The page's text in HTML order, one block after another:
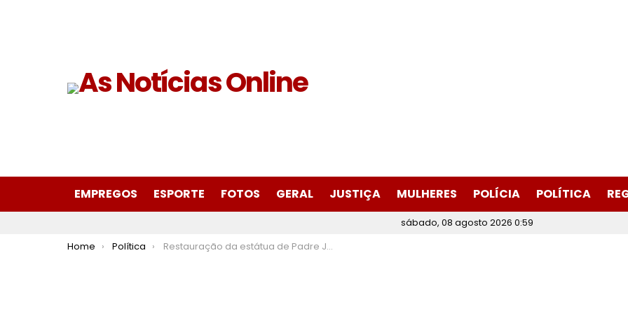
EMPREGOS ESPORTE FOTOS GERAL JUSTIÇA MULHERES POLÍCIA POLÍTICA
sábado, 08 agosto 2026 0:59
You are here:
Home Política Restauração da estátua de Padre João próxima de ser concluída